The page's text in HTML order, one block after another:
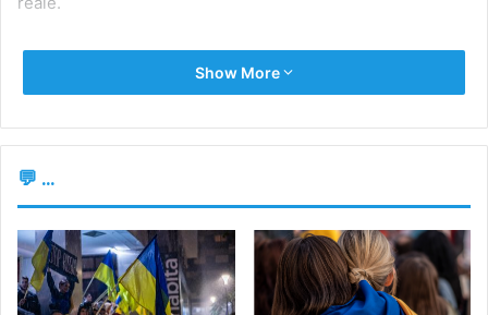
Show More
💬 ...